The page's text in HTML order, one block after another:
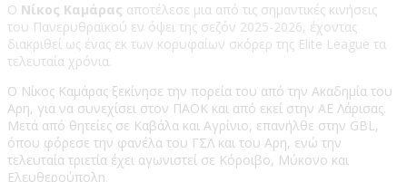
Ο Νίκος Καμάρας αποτέλεσε μια από τις σημαντικές κινήσεις
του Πανερυθραϊκού εν όψει της σεζόν 2025-2026, έχοντας
διακριθεί ως ένας εκ των κορυφαίων σκόρερ της Elite League τα
τελευταία χρόνια.
Ο Νίκος Καμάρας ξεκίνησε την πορεία του από την Ακαδημία του
Αρη, για να συνεχίσει στον ΠΑΟΚ και από εκεί στην ΑΕ Λάρισας.
Μετά από θητείες σε Καβάλα και Αγρίνιο, επανήλθε στην GBL,
όπου φόρεσε την φανέλα του ΓΣΛ και του Αρη, ενώ την
τελευταία τριετία έχει αγωνιστεί σε Κόροιβο, Μύκονο και
Ελευθερούπολη.